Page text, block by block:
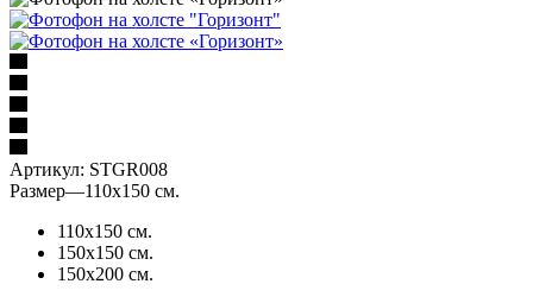
Артикул: STGR008
Размер—110х150 см.
110х150 см.
150х150 см.
150х200 см.